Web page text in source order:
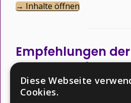
→ Inhalte öffnen
Empfehlungen der
Intergalaktischen
für Dein Leben:
Diese Webseite
Cookies.